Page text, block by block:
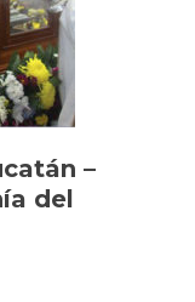
–
del